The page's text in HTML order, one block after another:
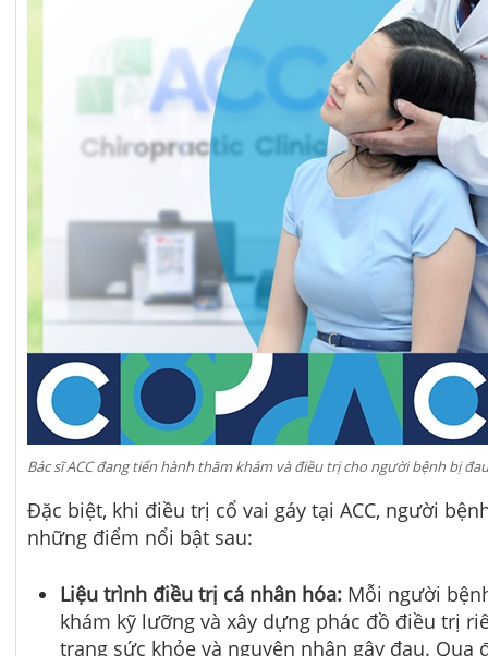
Bác sĩ ACC đang tiến hành thăm khám và điều trị cho người bệnh bị
Đặc biệt, khi điều trị cổ vai gáy tại ACC, người
những điểm nổi bật sau:
Liệu trình điều trị cá nhân hóa: Mỗi người
khám kỹ lưỡng và xây dựng phác đồ điều trị
trạng sức khỏe và nguyên nhân gây đau. Qua